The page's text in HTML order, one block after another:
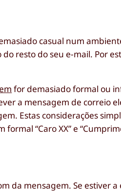
casual num
resto do seu e-mail. Por
for demasiado formal ou
a mensagem de correio
Estas considerações
“Caro XX” e
da mensagem. Se estiver a